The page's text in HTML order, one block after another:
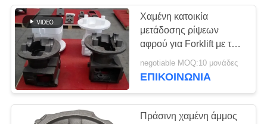
ΕΙΔΉΣΕΙΣ
ΖΗΤΉΣΤΕ
ΈΝΑ
ΑΠΌΣΠΑΣΜΑ
Χαμένη κατοικία
μετάδοσης ρίψεων
αφρού για Forklift με τη
ζωγραφική τέρματος
negotiable MOQ:10 μονάδες
ΕΠΙΚΟΙΝΩΝΊΑ
Πράσινη χαμένη άμμος